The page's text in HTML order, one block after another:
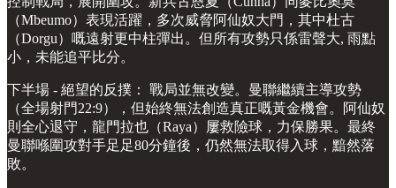
（Mbeumo）表現活躍，多次威脅阿仙奴大門，其中杜古
（Dorgu）嘅遠射更中柱彈出。但所有攻勢只係雷聲大, 雨點
小，未能追平比分。
下半場 - 絕望的反撲： 戰局並無改變。曼聯繼續主導攻勢
（全場射門22:9），但始終無法創造真正嘅黃金機會。阿仙奴
則全心退守，龍門拉也（Raya）屢救險球，力保勝果。最終
曼聯喺圍攻對手足足80分鐘後，仍然無法取得入球，黯然落
敗。